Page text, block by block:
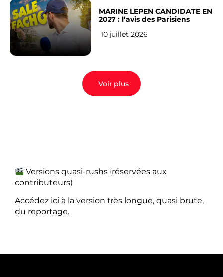
MARINE LEPEN CANDIDATE EN
2027 : l’avis des Parisiens
10 juillet 2026
Voir plus
Versions quasi-rushs (réservées aux
contributeurs)
Accédez ici à la version très longue, quasi brute,
du reportage.